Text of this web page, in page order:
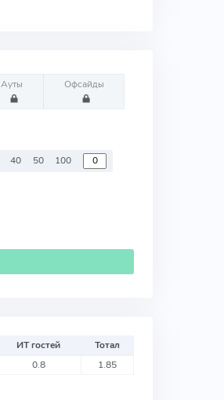
Ауты Офсайды
40 50 100
ИТ гостей
Тотал
0.8 1.85